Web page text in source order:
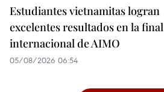
Estudiantes vietnamitas logran
excelentes resultados en la final
internacional de AIMO
05/08/2026 06:54